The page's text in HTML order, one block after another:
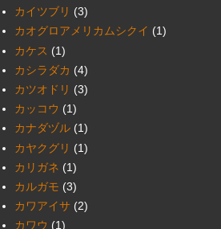
カイツブリ (3)
カオグロアメリカムシクイ (1)
カケス (1)
カシラダカ (4)
カツオドリ (3)
カッコウ (1)
カナダヅル (1)
カヤクグリ (1)
カリガネ (1)
カルガモ (3)
カワアイサ (2)
カワウ (1)